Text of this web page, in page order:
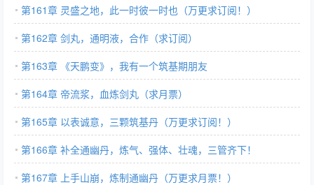
第161章 灵盛之地，此一时彼一时也（万更求订阅！）
第162章 剑丸，通明液，合作（求订阅）
第163章 《天鹏变》，我有一个筑基期朋友
第164章 帝流浆，血炼剑丸（求月票）
第165章 以表诚意，三颗筑基丹（万更求订阅！）
第166章 补全通幽丹，炼气、强体、壮魂，三管齐下！
第167章 上手山崩，炼制通幽丹（万更求月票！）